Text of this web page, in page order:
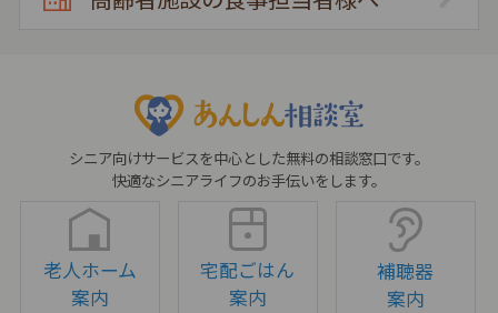
シニア向けサービスを中心とした無料の相談窓口です。
快適なシニアライフのお手伝いをします。
老人ホーム
案内
宅配ごはん
案内
補聴器
案内